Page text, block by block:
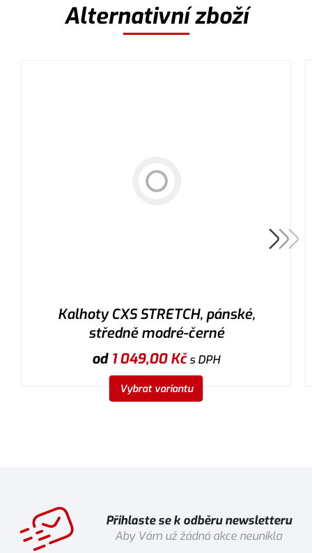
Alternativní zboží
Kalhoty CXS STRETCH, pánské,
středně modré-černé
od 1 049,00Kčs DPH
Vybrat variantu
Přihlaste se k odběru newsletteru
Aby Vám už žádná akce neunikla